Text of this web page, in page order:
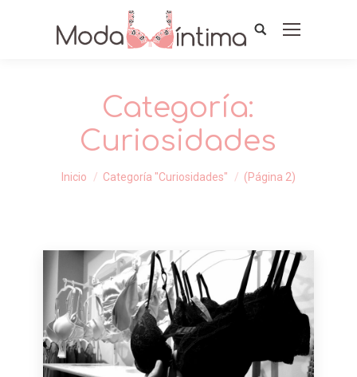
Categoría:
Curiosidades
Estás aquí:
Inicio Categoría "Curiosidades" (Página 2)